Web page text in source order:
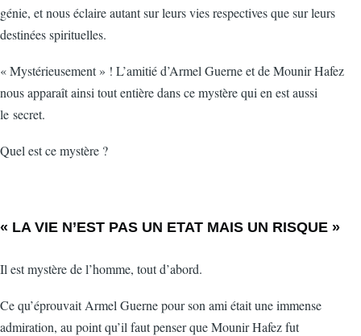
génie, et nous éclaire autant sur leurs vies respectives que sur leurs
destinées spirituelles.
« Mystérieusement » ! L’amitié d’Armel Guerne et de Mounir Hafez
nous apparaît ainsi tout entière dans ce mystère qui en est aussi
le secret.
Quel est ce mystère ?
« LA VIE N’EST PAS UN ETAT MAIS UN RISQUE »
Il est mystère de l’homme, tout d’abord.
Ce qu’éprouvait Armel Guerne pour son ami était une immense
admiration, au point qu’il faut penser que Mounir Hafez fut